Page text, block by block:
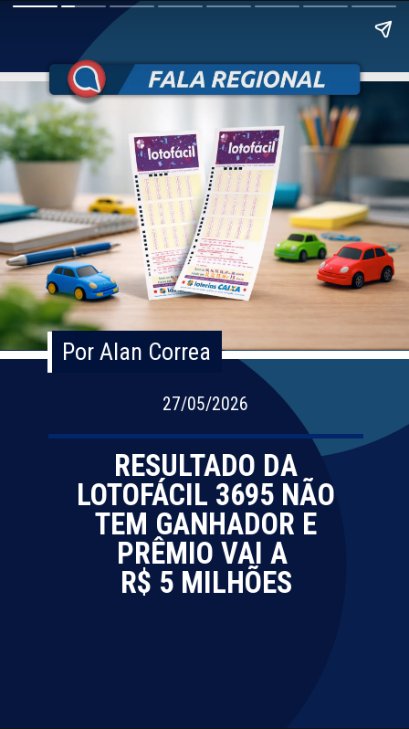
27/05/2026
Por Alan Correa
Por Alan Correa
RESULTADO DA
LOTOFÁCIL 3695 NÃO
TEM GANHADOR E
PRÊMIO VAI A
R$ 5 MILHÕES